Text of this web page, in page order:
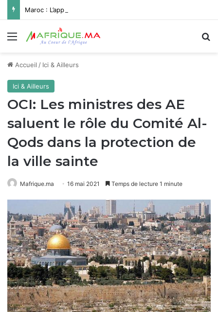
Menu
Accueil / Ici & Ailleurs
Ici & Ailleurs
OCI: Les ministres des AE
saluent le rôle du Comité Al-
Qods dans la protection de
la ville sainte
Mafrique.ma 16 mai 2021 Temps de lecture 1 minute